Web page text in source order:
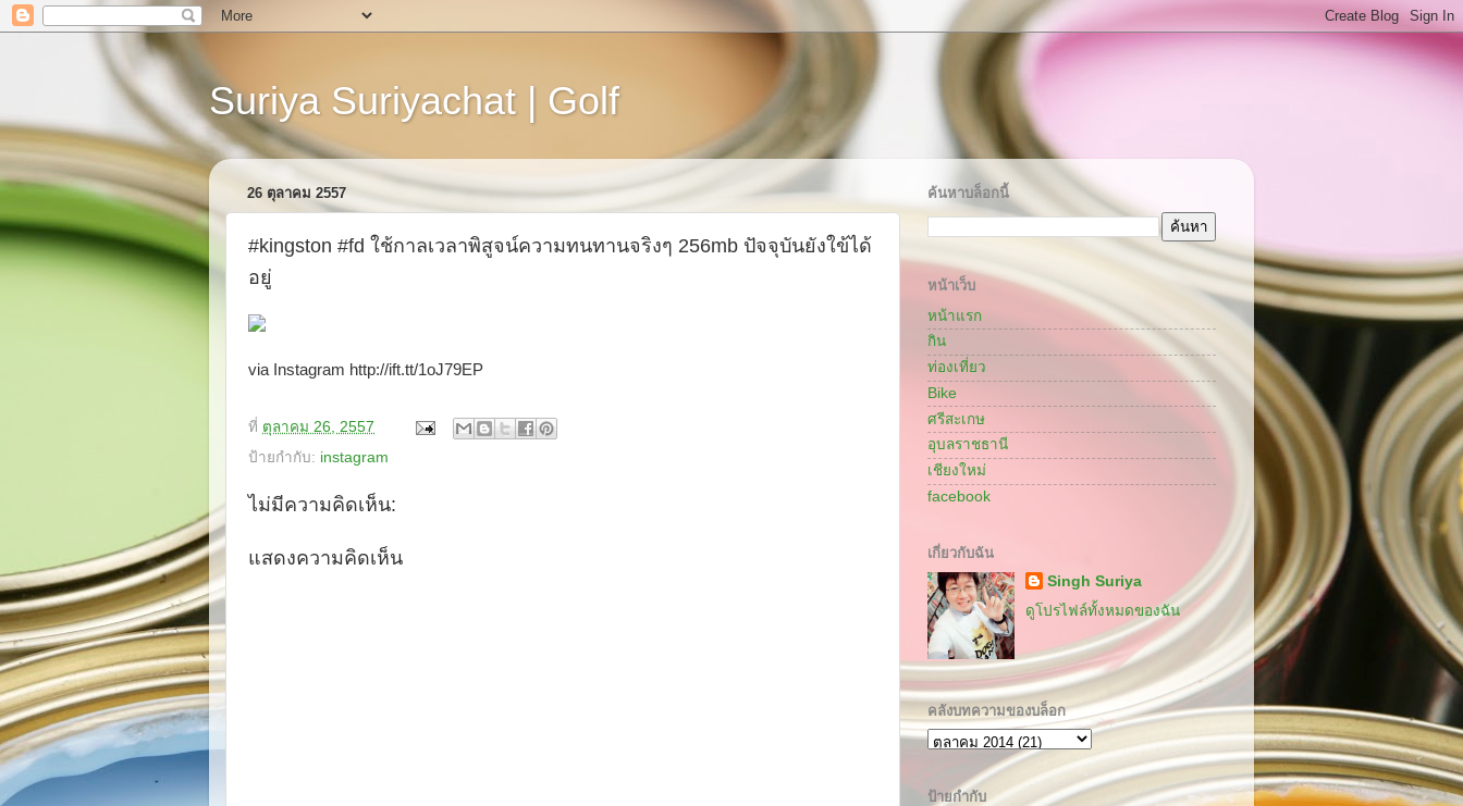
Suriya Suriyachat | Golf
26 ตุลาคม 2557
#kingston #fd ใช้กาลเวลาพิสูจน์ความทนทานจริงๆ 256mb ปัจจุบันยังใข้ได้
อยู่
via Instagram http://ift.tt/1oJ79EP
ที่ ตุลาคม 26, 2557
ป้ายกำกับ: instagram
ไม่มีความคิดเห็น:
แสดงความคิดเห็น
ค้นหาบล็อกนี้
หน้าเว็บ
หน้าแรก
กิน
ท่องเที่ยว
Bike
ศรีสะเกษ
อุบลราชธานี
เชียงใหม่
facebook
เกี่ยวกับฉัน
Singh Suriya
ดูโปรไฟล์ทั้งหมดของฉัน
คลังบทความของบล็อก
ป้ายกำกับ